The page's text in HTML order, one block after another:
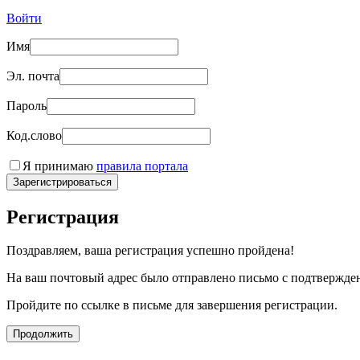
Войти
Имя
Эл. почта
Пароль
Код.слово
Я принимаю правила портала
Зарегистрироваться
Регистрация
Поздравляем, ваша регистрация успешно пройдена!
На ваш почтовый адрес было отправлено письмо с
Пройдите по ссылке в письме для завершения регистрации.
Продолжить